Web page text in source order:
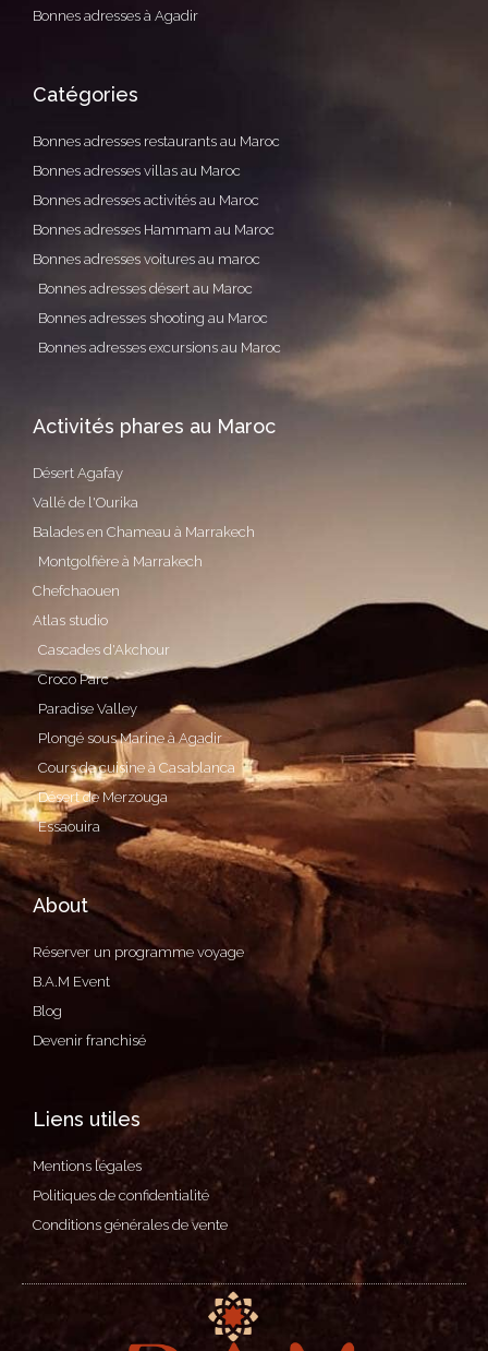
Bonnes adresses à Agadir
Catégories
Bonnes adresses restaurants au Maroc
Bonnes adresses villas au Maroc
Bonnes adresses activités au Maroc
Bonnes adresses Hammam au Maroc
Bonnes adresses voitures au maroc
Bonnes adresses désert au Maroc
Bonnes adresses shooting au Maroc
Bonnes adresses excursions au Maroc
Activités phares au Maroc
Désert Agafay
Vallé de l'Ourika
Balades en Chameau à Marrakech
Montgolfière à Marrakech
Chefchaouen
Atlas studio
Cascades d'Akchour
Croco Parc
Paradise Valley
Plongé sous Marine à Agadir
Cours de cuisine à Casablanca
Désert de Merzouga
Essaouira
About
Réserver un programme voyage
B.A.M Event
Blog
Devenir franchisé
Liens utiles
Mentions légales
Politiques de confidentialité
Conditions générales de vente